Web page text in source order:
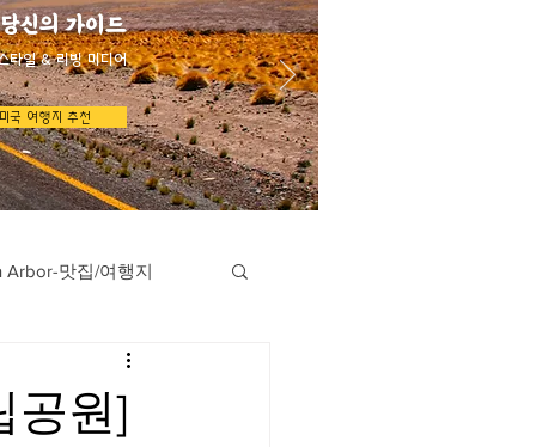
신의 가이드
타일 & 리빙 미디어
미국 여행지 추천
Arbor-맛집/여행지
Austin-맛집/여행지
공원]